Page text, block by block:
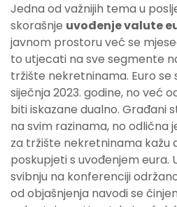
Jedna od važnijih tema u
skorašnje uvođenje valute
javnom prostoru već se
to utjecati na sve segmente
tržište nekretninama. Euro se
siječnja 2023. godine, no već
biti iskazane dualno. Građani
na svim razinama, no odlična
za tržište nekretninama kažu
poskupjeti s uvođenjem eura.
svibnju na konferenciji
od objašnjenja navodi se